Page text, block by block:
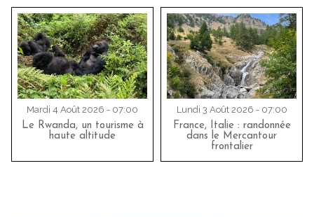
Mardi 4 Août 2026 - 07:00
Le Rwanda, un tourisme à
haute altitude
Lundi 3 Août 2026 - 07:00
France, Italie : randonnée
dans le Mercantour
frontalier